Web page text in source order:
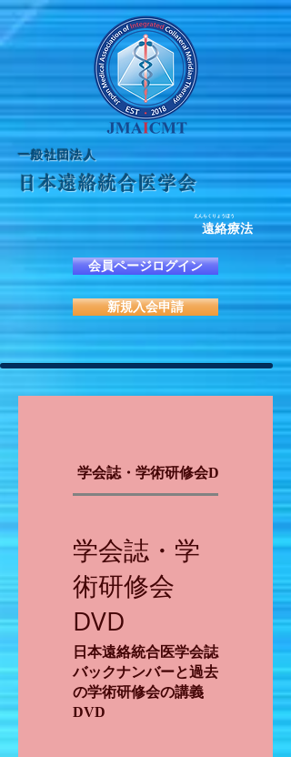
​一般社団法人
日本遠絡統合医学会
えんらくりょうほう
遠絡療法
会員ページログイン
新規入会申請
学会誌・学術研修会DVD
学会誌・学
術研修会
DVD
日本遠絡統合医学会誌
バックナンバーと過去
の学術研修会の講義
DVD